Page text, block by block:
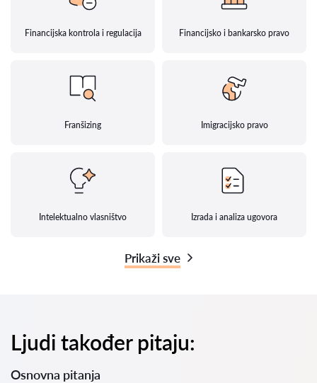
Financijska kontrola i regulacija Financijsko i bankarsko pravo
Franšizing Imigracijsko pravo
Intelektualno vlasništvo Izrada i analiza ugovora
Prikaži sve
Ljudi također pitaju:
Osnovna pitanja